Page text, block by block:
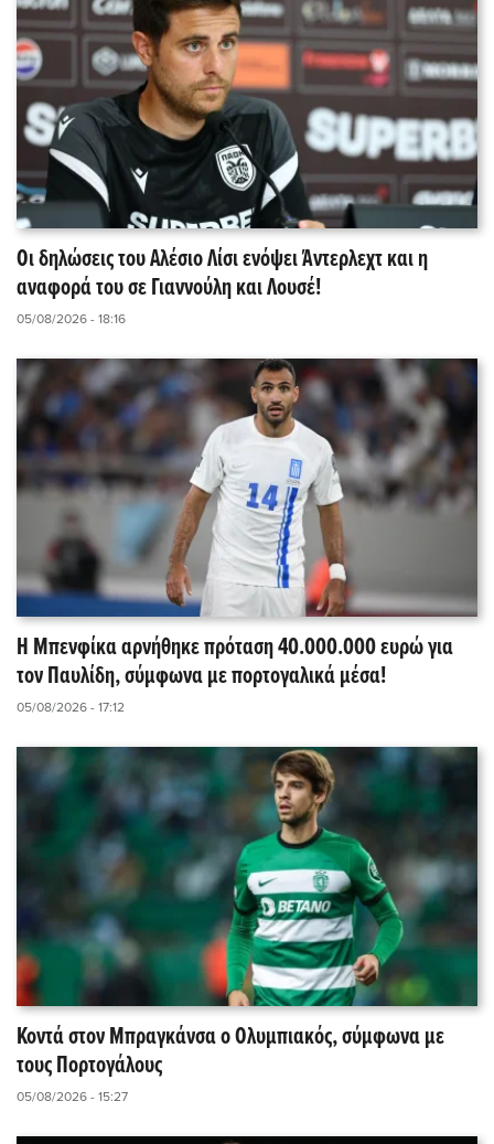
Οι δηλώσεις του Αλέσιο Λίσι ενόψει Άντερλεχτ και η
αναφορά του σε Γιαννούλη και Λουσέ!
05/08/2026 - 18:16
Η Μπενφίκα αρνήθηκε πρόταση 40.000.000 ευρώ για
τον Παυλίδη, σύμφωνα με πορτογαλικά μέσα!
05/08/2026 - 17:12
Κοντά στον Μπραγκάνσα ο Ολυμπιακός, σύμφωνα με
τους Πορτογάλους
05/08/2026 - 15:27